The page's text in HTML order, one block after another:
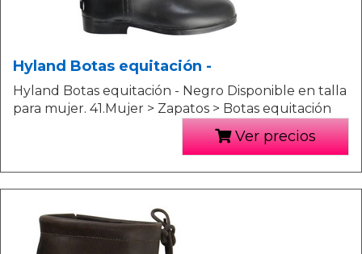
Hyland Botas equitación -
Hyland Botas equitación - Negro Disponible en talla
para mujer. 41.Mujer > Zapatos > Botas equitación
Ver precios